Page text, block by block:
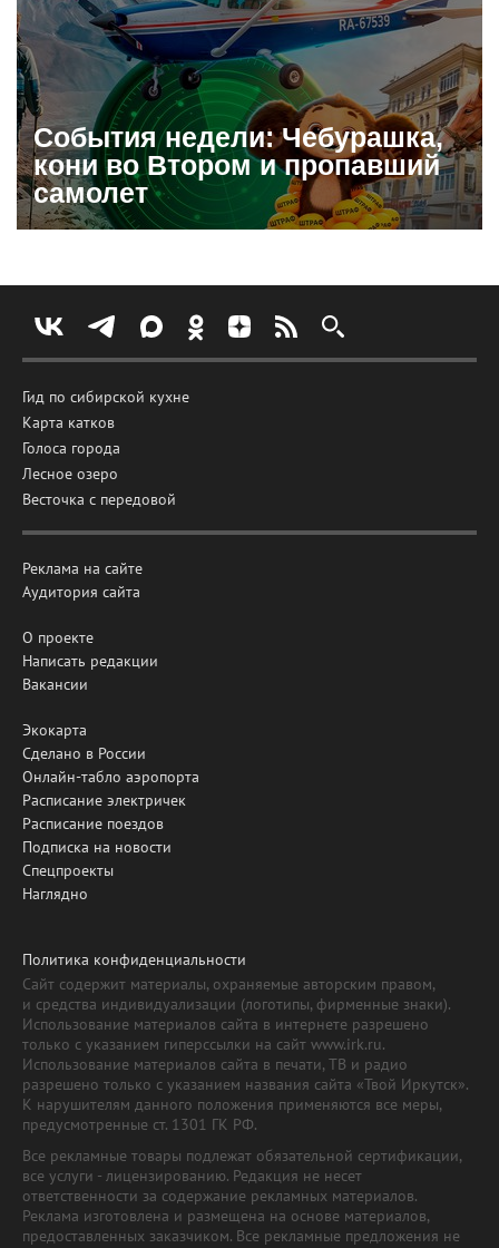
События недели: Чебурашка,
кони во Втором и пропавший
самолет
Гид по сибирской кухне
Карта катков
Голоса города
Лесное озеро
Весточка с передовой
Реклама на сайте
Аудитория сайта
О проекте
Написать редакции
Вакансии
Экокарта
Сделано в России
Онлайн-табло аэропорта
Расписание электричек
Расписание поездов
Подписка на новости
Спецпроекты
Наглядно
Политика конфиденциальности
Сайт содержит материалы, охраняемые авторским правом,
и средства индивидуализации (логотипы, фирменные знаки).
Использование материалов сайта в интернете разрешено
только с указанием гиперссылки на сайт www.irk.ru.
Использование материалов сайта в печати, ТВ и радио
разрешено только с указанием названия сайта «Твой Иркутск».
К нарушителям данного положения применяются все меры,
предусмотренные ст. 1301 ГК РФ.
Все рекламные товары подлежат обязательной сертификации,
все услуги - лицензированию. Редакция не несет
ответственности за содержание рекламных материалов.
Реклама изготовлена и размещена на основе материалов,
предоставленных заказчиком. Все рекламные предложения не